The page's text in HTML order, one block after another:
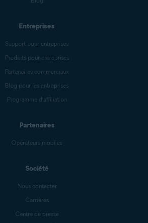
Entreprises
Support pour entreprises
Produits pour entreprises
Partenaires commerciaux
Blog pour les entreprises
Programme d’affiliation
Partenaires
Opérateurs mobiles
Société
Nous contacter
Carrières
Centre de presse